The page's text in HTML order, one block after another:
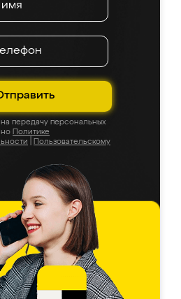
передачу персональных
Политике
Пользовательскому